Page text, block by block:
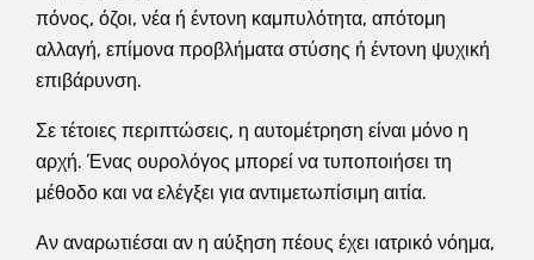
πόνος, όζοι, νέα ή έντονη καμπυλότητα, απότομη
αλλαγή, επίμονα προβλήματα στύσης ή έντονη ψυχική
επιβάρυνση.
Σε τέτοιες περιπτώσεις, η αυτομέτρηση είναι μόνο η
αρχή. Ένας ουρολόγος μπορεί να τυποποιήσει τη
μέθοδο και να ελέγξει για αντιμετωπίσιμη αιτία.
Αν αναρωτιέσαι αν η αύξηση πέους έχει ιατρικό νόημα,